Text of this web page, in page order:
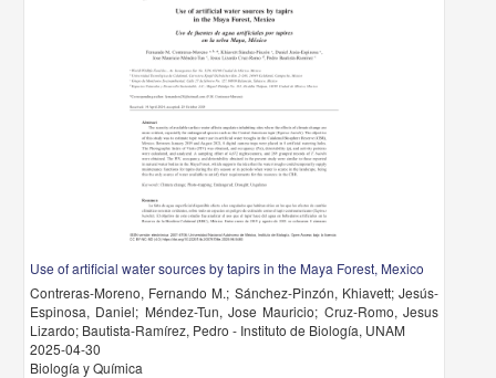
Use of artificial water sources by tapirs in the Maya Forest, Mexico
Contreras-Moreno, Fernando M.; Sánchez-Pinzón, Khiavett; Jesús-
Espinosa, Daniel; Méndez-Tun, Jose Mauricio; Cruz-Romo, Jesus
Lizardo; Bautista-Ramírez, Pedro - Instituto de Biología, UNAM
2025-04-30
Biología y Química